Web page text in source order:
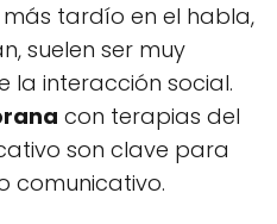
tardío en el habla,
suelen ser muy
la interacción social.
con terapias del
son clave para
comunicativo.